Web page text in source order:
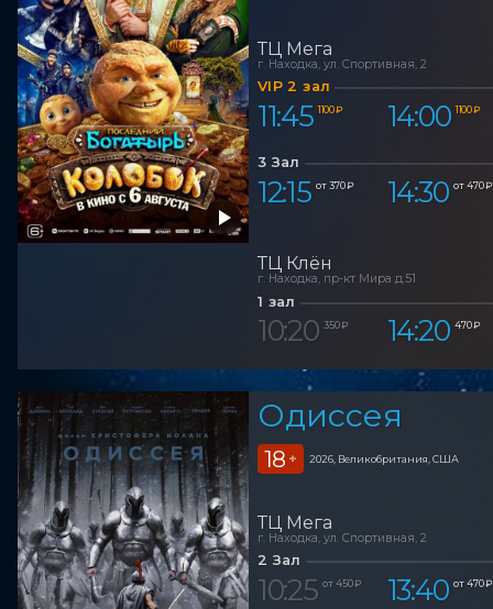
ТЦ Мега
г. Находка, ул. Спортивная, 2
VIP 2 зал
11:45 1 100 ₽ 14:00 1 100 ₽
3 Зал
12:15 от 370 ₽ 14:30 от 470 ₽
ТЦ Клён
г. Находка, пр-кт Мира д.51
1 зал
10:20 350 ₽ 14:20 470 ₽
Одиссея
18 + 2026, Великобритания, США
ТЦ Мега
г. Находка, ул. Спортивная, 2
2 Зал
10:25 от 450 ₽ 13:40 от 470 ₽